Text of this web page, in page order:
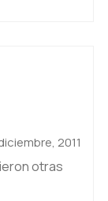
2011
otras